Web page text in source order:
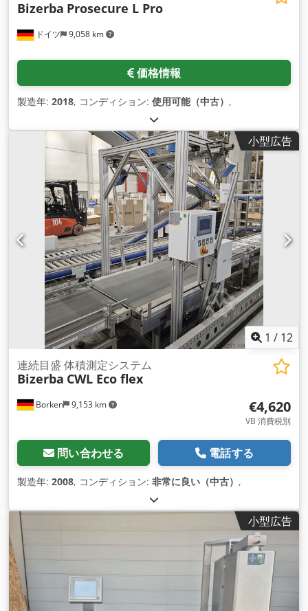
ドイツ 9,058 km
Bizerba Prosecure L Pro
価格情報
製造年: 2018, コンディション: 使用可能（中古） ,
小型広告
1 / 12
Borken 9,153 km
連続目盛 体積測定システム
Bizerba CWL Eco flex
€4,620
VB 消費税別
問い合わせる 電話する
製造年: 2008, コンディション: 非常に良い（中古） ,
小型広告